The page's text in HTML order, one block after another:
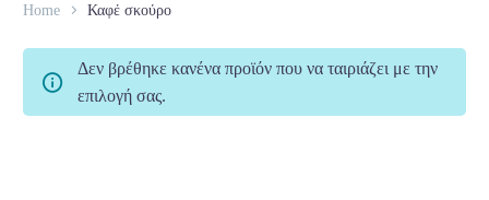
Home Καφέ σκούρο
Δεν βρέθηκε κανένα προϊόν που να ταιριάζει με την
επιλογή σας.